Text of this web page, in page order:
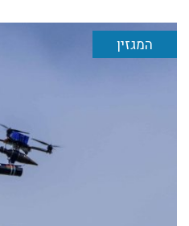
המגזין